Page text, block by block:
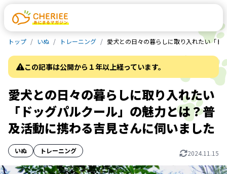
トップ いぬ トレーニング 愛犬との日々の暮らしに取り入れたい「ド
この記事は公開から１年以上経っています。
愛犬との日々の暮らしに取り入れたい
「ドッグパルクール」の魅力とは？普
及活動に携わる吉見さんに伺いました
いぬ トレーニング 2024.11.15